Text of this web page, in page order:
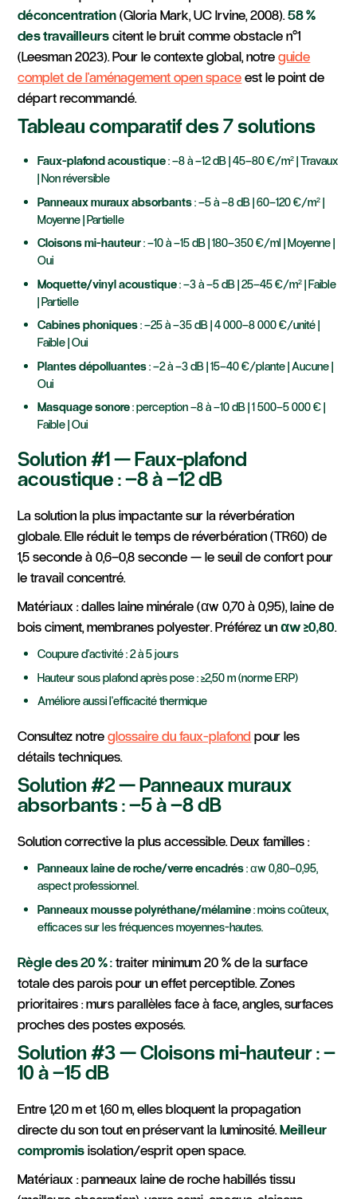
déconcentration(Gloria Mark, UC Irvine, 2008).58 %
des travailleurscitent le bruit comme obstacle n°1
(Leesman 2023). Pour le contexte global, notreguide
complet de l'aménagement open spaceest le point de
départ recommandé.
Tableau comparatif des 7 solutions
Faux-plafond acoustique: –8 à –12 dB | 45–80 €/m² | Travaux
| Non réversible
Panneaux muraux absorbants: –5 à –8 dB | 60–120 €/m² |
Moyenne | Partielle
Cloisons mi-hauteur: –10 à –15 dB | 180–350 €/ml | Moyenne |
Oui
Moquette/vinyl acoustique: –3 à –5 dB | 25–45 €/m² | Faible
| Partielle
Cabines phoniques: –25 à –35 dB | 4 000–8 000 €/unité |
Faible | Oui
Plantes dépolluantes: –2 à –3 dB | 15–40 €/plante | Aucune |
Oui
Masquage sonore: perception –8 à –10 dB | 1 500–5 000 € |
Faible | Oui
Solution #1 — Faux-plafond
acoustique : –8 à –12 dB
La solution la plus impactante sur la réverbération
globale. Elle réduit le temps de réverbération (TR60) de
1,5 seconde à 0,6–0,8 seconde — le seuil de confort pour
le travail concentré.
Matériaux : dalles laine minérale (αw 0,70 à 0,95), laine de
bois ciment, membranes polyester. Préférez unαw ≥0,80.
Coupure d'activité : 2 à 5 jours
Hauteur sous plafond après pose : ≥2,50 m (norme ERP)
Améliore aussi l'efficacité thermique
Consultez notreglossaire du faux-plafond pour les
détails techniques.
Solution #2 — Panneaux muraux
absorbants : –5 à –8 dB
Solution corrective la plus accessible. Deux familles :
Panneaux laine de roche/verre encadrés: αw 0,80–0,95,
aspect professionnel.
Panneaux mousse polyréthane/mélamine: moins coûteux,
efficaces sur les fréquences moyennes-hautes.
Règle des 20 % :traiter minimum 20 % de la surface
totale des parois pour un effet perceptible. Zones
prioritaires : murs parallèles face à face, angles, surfaces
proches des postes exposés.
Solution #3 — Cloisons mi-hauteur : –
10 à –15 dB
Entre 1,20 m et 1,60 m, elles bloquent la propagation
directe du son tout en préservant la luminosité.Meilleur
compromisisolation/esprit open space.
Matériaux : panneaux laine de roche habillés tissu